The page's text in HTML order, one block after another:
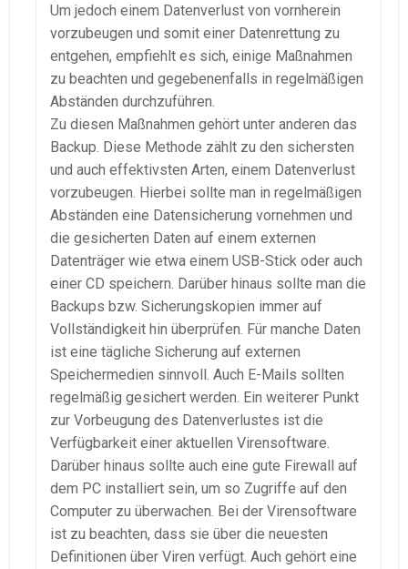
Um jedoch einem Datenverlust von vornherein
vorzubeugen und somit einer Datenrettung zu
entgehen, empfiehlt es sich, einige Maßnahmen
zu beachten und gegebenenfalls in regelmäßigen
Abständen durchzuführen.
Zu diesen Maßnahmen gehört unter anderen das
Backup. Diese Methode zählt zu den sichersten
und auch effektivsten Arten, einem Datenverlust
vorzubeugen. Hierbei sollte man in regelmäßigen
Abständen eine Datensicherung vornehmen und
die gesicherten Daten auf einem externen
Datenträger wie etwa einem USB-Stick oder auch
einer CD speichern. Darüber hinaus sollte man die
Backups bzw. Sicherungskopien immer auf
Vollständigkeit hin überprüfen. Für manche Daten
ist eine tägliche Sicherung auf externen
Speichermedien sinnvoll. Auch E-Mails sollten
regelmäßig gesichert werden. Ein weiterer Punkt
zur Vorbeugung des Datenverlustes ist die
Verfügbarkeit einer aktuellen Virensoftware.
Darüber hinaus sollte auch eine gute Firewall auf
dem PC installiert sein, um so Zugriffe auf den
Computer zu überwachen. Bei der Virensoftware
ist zu beachten, dass sie über die neuesten
Definitionen über Viren verfügt. Auch gehört eine